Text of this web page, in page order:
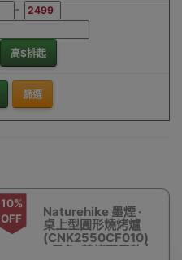
-
高$排起
篩選
10%
OFF
Naturehike 墨煙 ·
桌上型圓形燒烤爐
(CNK2550CF010)
- 黑色-煎烤兩用款 |